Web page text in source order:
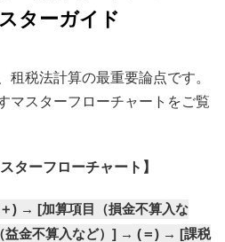
ターガイド
租税法計算の最重要論点です。
マスターフローチャートをご覧
ターフローチャート】
) → [加算項目（損金不算入な
金不算入など）] → (＝) → [課税